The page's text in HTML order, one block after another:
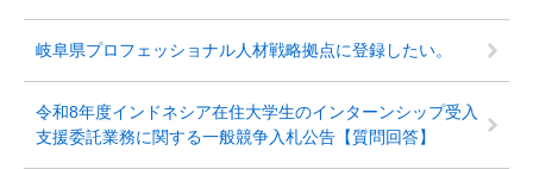
岐阜県プロフェッショナル人材戦略拠点に登録したい。
令和8年度インドネシア在住大学生のインターンシップ受入
支援委託業務に関する一般競争入札公告【質問回答】